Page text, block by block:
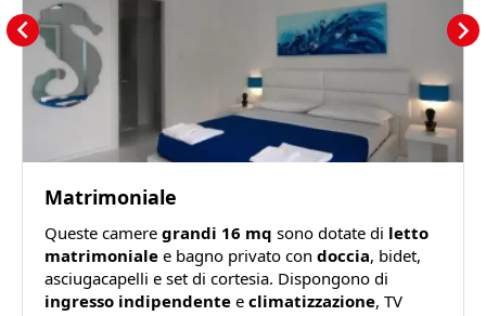
Matrimoniale
Queste camere grandi 16 mq sono dotate di letto
matrimoniale e bagno privato con doccia, bidet,
asciugacapelli e set di cortesia. Dispongono di
ingresso indipendente e climatizzazione, TV